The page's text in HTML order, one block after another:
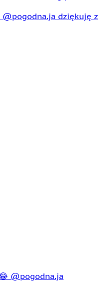
@pogodna.ja dziękuję z